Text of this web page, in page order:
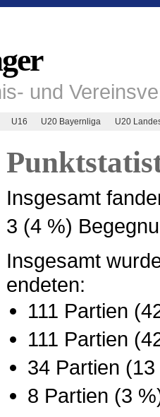
und
U16 U20 Bayernliga U20
Insgesamt
3 (4 %)
Insgesamt
endeten:
111 Partien
111 Partien
34 Partien
8 Partien (3